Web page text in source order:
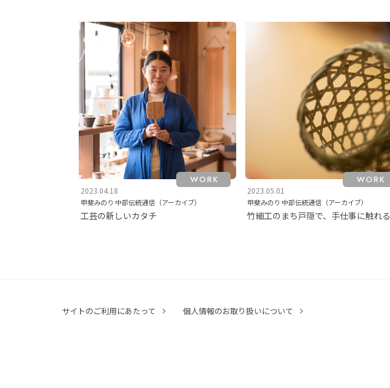
2023.04.18
WORK
甲斐みのり 中部伝統通信（アーカイブ）
工芸の新しいカタチ
2023.05.01
WORK
甲斐みのり 中部伝統通信（アーカイブ）
竹細工のまち戸隠で、手仕事に触れる
サイトのご利用にあたって 個人情報のお取り扱いについて